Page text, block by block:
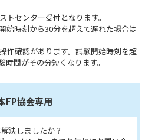
センター受付となります。
始時刻から30分を超えて遅れた場合は
作確認があります。試験開始時刻を超
間がその分短くなります。
FP協会専用
決しましたか？